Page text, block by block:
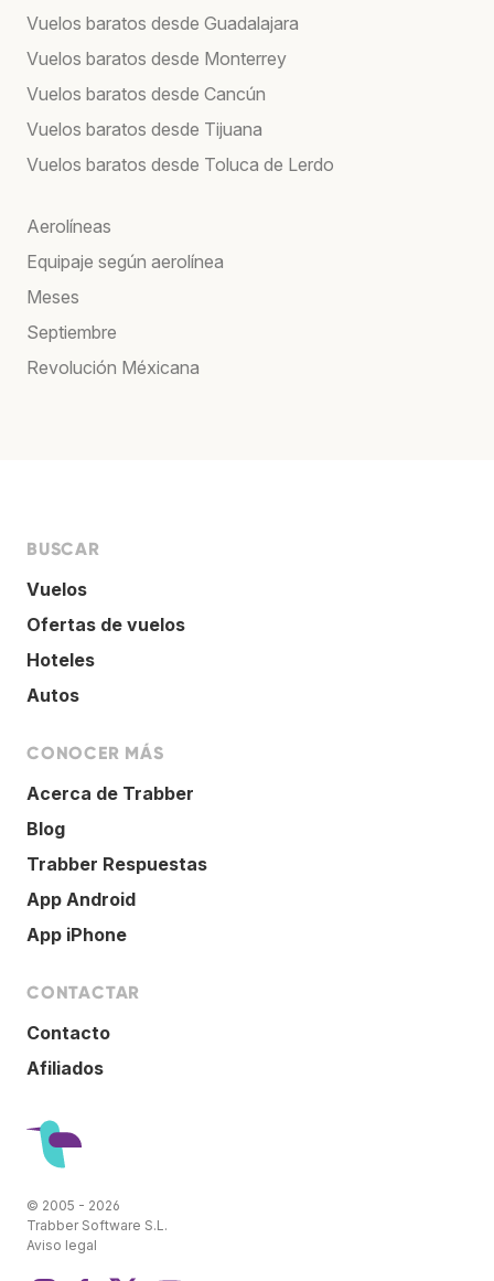
Vuelos baratos desde Guadalajara
Vuelos baratos desde Monterrey
Vuelos baratos desde Cancún
Vuelos baratos desde Tijuana
Vuelos baratos desde Toluca de Lerdo
Aerolíneas
Equipaje según aerolínea
Meses
Septiembre
Revolución Méxicana
BUSCAR
Vuelos
Ofertas de vuelos
Hoteles
Autos
CONOCER MÁS
Acerca de Trabber
Blog
Trabber Respuestas
App Android
App iPhone
CONTACTAR
Contacto
Afiliados
© 2005 - 2026
Trabber Software S.L.
Aviso legal